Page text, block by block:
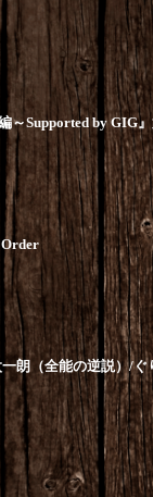
～Supported by GIG
朗（全能の逆説）/ぐ